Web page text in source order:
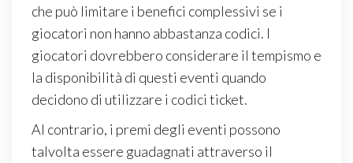
che può limitare i benefici complessivi se i
giocatori non hanno abbastanza codici. I
giocatori dovrebbero considerare il tempismo e
la disponibilità di questi eventi quando
decidono di utilizzare i codici ticket.
Al contrario, i premi degli eventi possono
talvolta essere guadagnati attraverso il